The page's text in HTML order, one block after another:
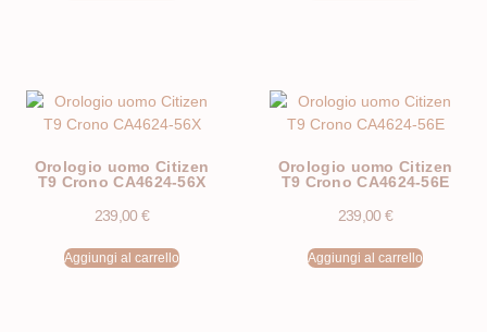
Orologio uomo Citizen
T9 Crono CA4624-56X
239,00 €
Aggiungi al carrello
Orologio uomo Citizen
T9 Crono CA4624-56E
239,00 €
Aggiungi al carrello